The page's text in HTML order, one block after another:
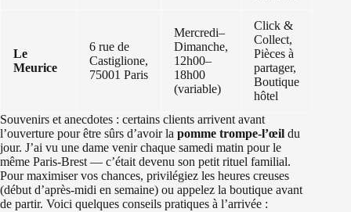
Le
Meurice
6 rue de
Castiglione,
75001 Paris
Mercredi–
Dimanche,
12h00–
18h00
(variable)
Click &
Collect,
Pièces à
partager,
Boutique
hôtel
Souvenirs et anecdotes : certains clients arrivent avant
l’ouverture pour être sûrs d’avoir la pomme trompe-l’œil du
jour. J’ai vu une dame venir chaque samedi matin pour le
même Paris‑Brest — c’était devenu son petit rituel familial.
Pour maximiser vos chances, privilégiez les heures creuses
(début d’après‑midi en semaine) ou appelez la boutique avant
de partir. Voici quelques conseils pratiques à l’arrivée :